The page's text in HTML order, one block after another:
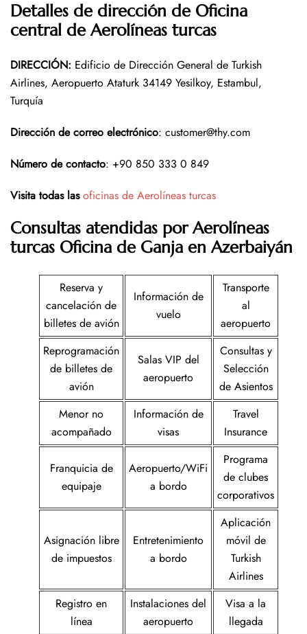
Detalles de dirección de Oficina
central de Aerolíneas turcas
DIRECCIÓN: Edificio de Dirección General de Turkish
Airlines, Aeropuerto Ataturk 34149 Yesilkoy, Estambul,
Turquía
Dirección de correo electrónico: customer@thy.com
Número de contacto: +90 850 333 0 849
Visita todas las oficinas de Aerolíneas turcas
Consultas atendidas por Aerolíneas
turcas Oficina de Ganja en Azerbaiyán
Reserva y
cancelación de
billetes de avión
Información de
vuelo
Transporte
al
aeropuerto
Reprogramación
de billetes de
avión
Salas VIP del
aeropuerto
Consultas y
Selección
de Asientos
Menor no
acompañado
Información de
visas
Travel
Insurance
Franquicia de
equipaje
Aeropuerto/WiFi
a bordo
Programa
de clubes
corporativos
Asignación libre
de impuestos
Entretenimiento
a bordo
Aplicación
móvil de
Turkish
Airlines
Registro en
línea
Instalaciones del
aeropuerto
Visa a la
llegada